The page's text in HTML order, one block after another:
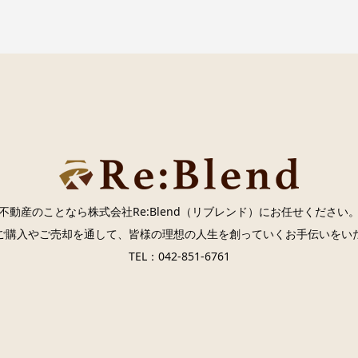
動産のことなら株式会社Re:Blend（リブレンド）にお任せください。
購入やご売却を通して、皆様の理想の人生を創っていくお手伝いをい
TEL：042-851-6761